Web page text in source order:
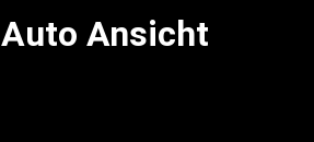
Auto Ansicht